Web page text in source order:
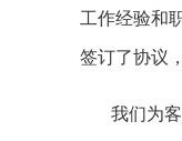
工作经验和
签订了协议
我们为客